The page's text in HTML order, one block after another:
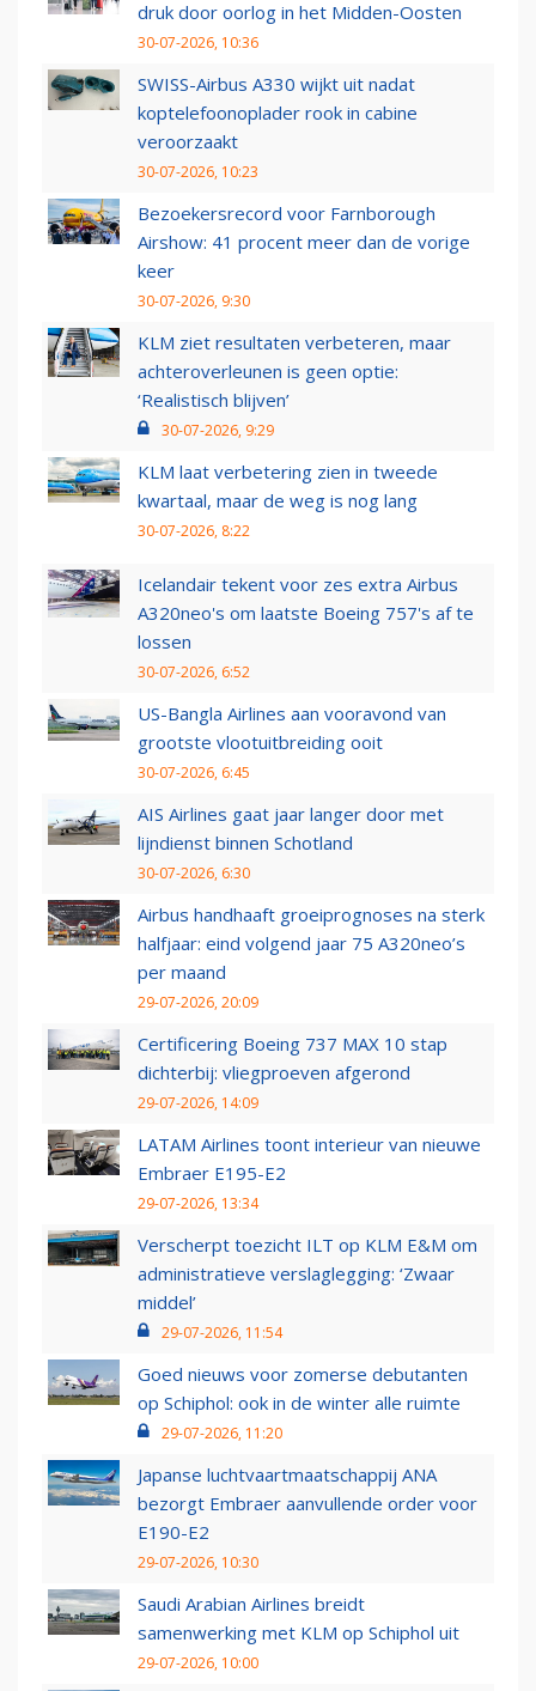
druk door oorlog in het Midden-Oosten
30-07-2026, 10:36
SWISS-Airbus A330 wijkt uit nadat
koptelefoonoplader rook in cabine
veroorzaakt
30-07-2026, 10:23
Bezoekersrecord voor Farnborough
Airshow: 41 procent meer dan de vorige
keer
30-07-2026, 9:30
KLM ziet resultaten verbeteren, maar
achteroverleunen is geen optie:
‘Realistisch blijven’
30-07-2026, 9:29
KLM laat verbetering zien in tweede
kwartaal, maar de weg is nog lang
30-07-2026, 8:22
Icelandair tekent voor zes extra Airbus
A320neo's om laatste Boeing 757's af te
lossen
30-07-2026, 6:52
US-Bangla Airlines aan vooravond van
grootste vlootuitbreiding ooit
30-07-2026, 6:45
AIS Airlines gaat jaar langer door met
lijndienst binnen Schotland
30-07-2026, 6:30
Airbus handhaaft groeiprognoses na sterk
halfjaar: eind volgend jaar 75 A320neo’s
per maand
29-07-2026, 20:09
Certificering Boeing 737 MAX 10 stap
dichterbij: vliegproeven afgerond
29-07-2026, 14:09
LATAM Airlines toont interieur van nieuwe
Embraer E195-E2
29-07-2026, 13:34
Verscherpt toezicht ILT op KLM E&M om
administratieve verslaglegging: ‘Zwaar
middel’
29-07-2026, 11:54
Goed nieuws voor zomerse debutanten
op Schiphol: ook in de winter alle ruimte
29-07-2026, 11:20
Japanse luchtvaartmaatschappij ANA
bezorgt Embraer aanvullende order voor
E190-E2
29-07-2026, 10:30
Saudi Arabian Airlines breidt
samenwerking met KLM op Schiphol uit
29-07-2026, 10:00